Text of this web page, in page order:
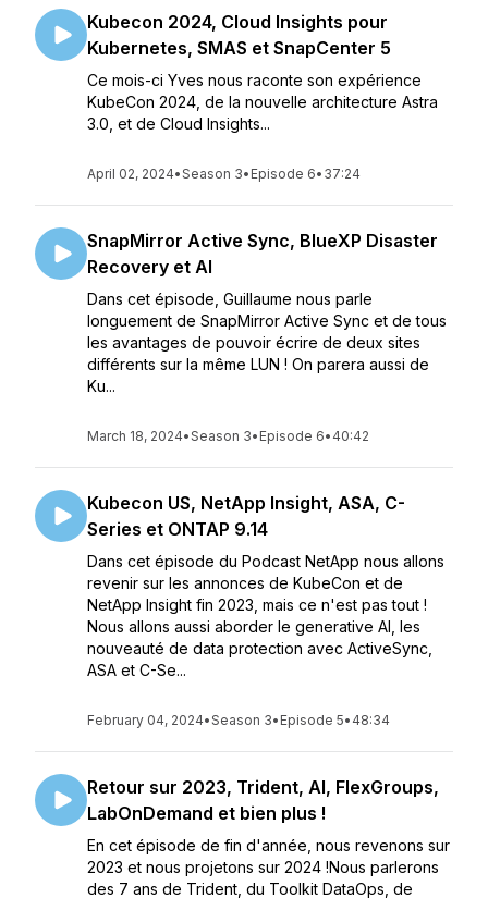
Kubecon 2024, Cloud Insights pour
Kubernetes, SMAS et SnapCenter 5
Ce mois-ci Yves nous raconte son expérience
KubeCon 2024, de la nouvelle architecture Astra
3.0, et de Cloud Insights...
April 02, 2024•Season 3• Episode 6• 37:24
SnapMirror Active Sync, BlueXP Disaster
Recovery et AI
Dans cet épisode, Guillaume nous parle
longuement de SnapMirror Active Sync et de tous
les avantages de pouvoir écrire de deux sites
différents sur la même LUN ! On parera aussi de
Ku...
March 18, 2024•Season 3• Episode 6• 40:42
Kubecon US, NetApp Insight, ASA, C-
Series et ONTAP 9.14
Dans cet épisode du Podcast NetApp nous allons
revenir sur les annonces de KubeCon et de
NetApp Insight fin 2023, mais ce n'est pas tout !
Nous allons aussi aborder le generative AI, les
nouveauté de data protection avec ActiveSync,
ASA et C-Se...
February 04, 2024•Season 3• Episode 5• 48:34
Retour sur 2023, Trident, AI, FlexGroups,
LabOnDemand et bien plus !
En cet épisode de fin d'année, nous revenons sur
2023 et nous projetons sur 2024 !Nous parlerons
des 7 ans de Trident, du Toolkit DataOps, de